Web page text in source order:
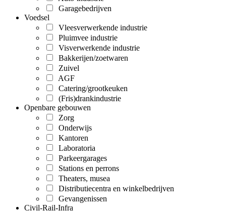
Garagebedrijven
Voedsel
Vleesverwerkende industrie
Pluimvee industrie
Visverwerkende industrie
Bakkerijen/zoetwaren
Zuivel
AGF
Catering/grootkeuken
(Fris)drankindustrie
Openbare gebouwen
Zorg
Onderwijs
Kantoren
Laboratoria
Parkeergarages
Stations en perrons
Theaters, musea
Distributiecentra en winkelbedrijven
Gevangenissen
Civil-Rail-Infra